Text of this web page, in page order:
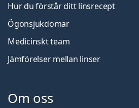
Hur du förstår ditt linsrecept
Ögonsjukdomar
Medicinskt team
Jämförelser mellan linser
Om oss